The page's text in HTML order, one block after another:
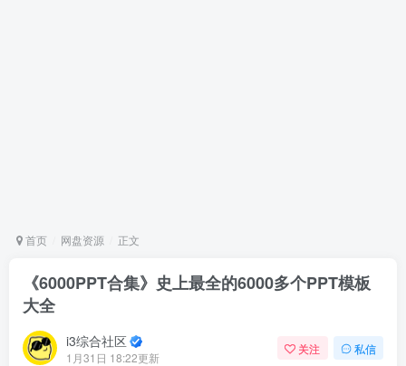
首页 网盘资源 正文
《6000PPT合集》史上最全的6000多个PPT模板
大全
i3综合社区
1月31日 18:22更新
关注 私信